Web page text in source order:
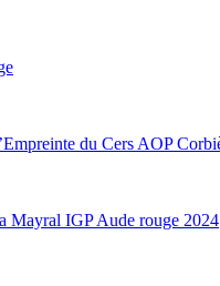
du Cers AOP
Mayral IGP Aude rouge 2024